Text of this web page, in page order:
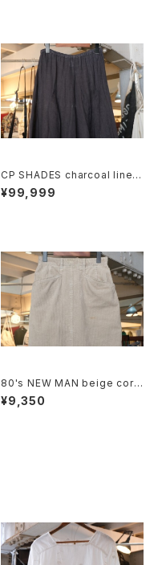
CP SHADES charcoal linen
flared long Skirt
¥99,999
80's NEW MAN beige cord
uroy pencil Skirt
¥9,350